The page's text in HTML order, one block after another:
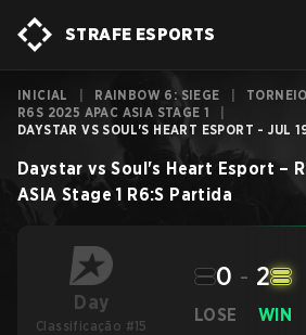
STRAFE ESPORTS
INICIAL RAINBOW 6: SIEGE
R6S 2025 APAC ASIA STAGE 1
DAYSTAR VS SOUL'S HEART ESPORT - JUL
Daystar vs Soul's Heart Esport –
ASIA Stage 1 R6:S Partida
Day
Classificação #15
LOSE
0 - 2
WIN